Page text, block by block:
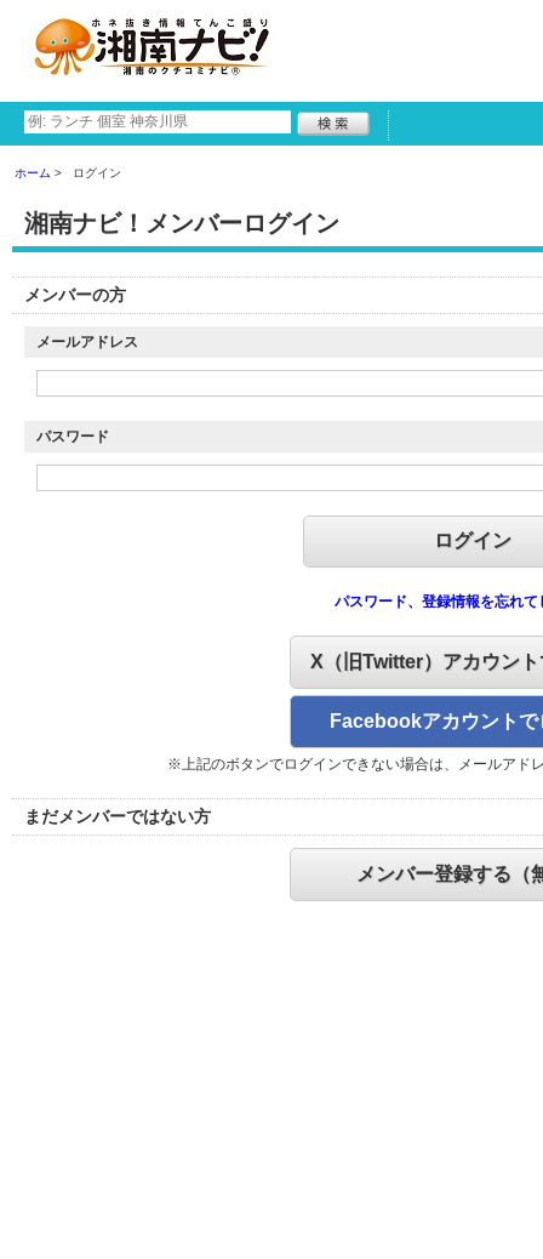
ホーム ログイン
湘南ナビ！メンバーログイン
メンバーの方
メールアドレス
パスワード
パスワード、登録情報を忘れて
X（旧Twitter）アカウン
Facebookアカウントで
※上記のボタンでログインできない場合は、メールアド
まだメンバーではない方
メンバー登録する（